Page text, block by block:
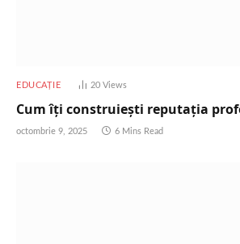
EDUCAȚIE 20Views
Cum îți construiești reputația
octombrie 9, 2025 6 Mins Read